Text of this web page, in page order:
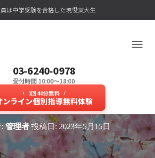
は中学受験を合格した現役東大生
03-6240-0978
受付時間 10:00～18:00
1回40分無料
ンライン個別指導無料体験
を
切
り
替
え
伸びる中学受験対策の
ン個別指導が人気！
管理者 投稿日:2023年5月15日